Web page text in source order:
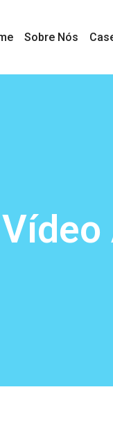
Sobre Nós
Vídeo